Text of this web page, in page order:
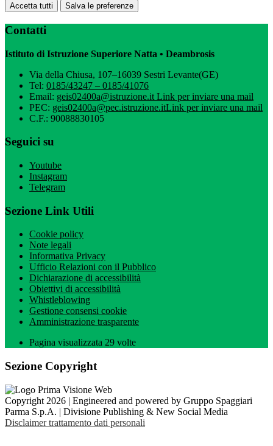
Accetta tutti Salva le preferenze
Contatti
Istituto di Istruzione Superiore Natta • Deambrosis
Via della Chiusa, 107–16039 Sestri Levante(GE)
Tel: 0185/43247 – 0185/41076
Email: geis02400a@istruzione.it Link per inviare una mail
PEC: geis02400a@pec.istruzione.itLink per inviare una mail
C.F.: 90088830105
Seguici su
Youtube
Instagram
Telegram
Sezione Link Utili
Cookie policy
Note legali
Informativa Privacy
Ufficio Relazioni con il Pubblico
Dichiarazione di accessibilità
Obiettivi di accessibilità
Whistleblowing
Gestione consensi cookie
Amministrazione trasparente
Pagina visualizzata 29 volte
Sezione Copyright
Copyright 2026 | Engineered and powered by Gruppo Spaggiari
Parma S.p.A. | Divisione Publishing & New Social Media
Disclaimer trattamento dati personali